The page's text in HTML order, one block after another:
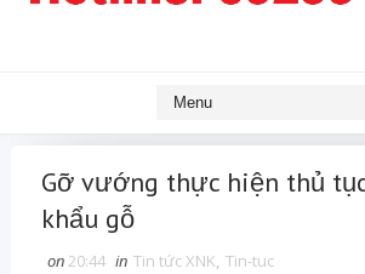
Gỡ vướng thực hiện thủ
khẩu gỗ
on20:44 in Tin tức XNK, Tin-tuc